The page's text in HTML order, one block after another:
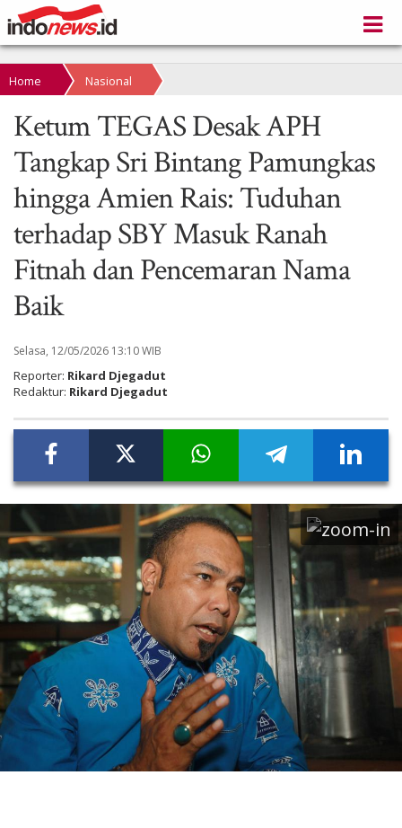
Home Nasional
Ketum TEGAS Desak APH
Tangkap Sri Bintang Pamungkas
hingga Amien Rais: Tuduhan
terhadap SBY Masuk Ranah
Fitnah dan Pencemaran Nama
Baik
Selasa, 12/05/2026 13:10 WIB
Reporter: Rikard Djegadut
Redaktur: Rikard Djegadut